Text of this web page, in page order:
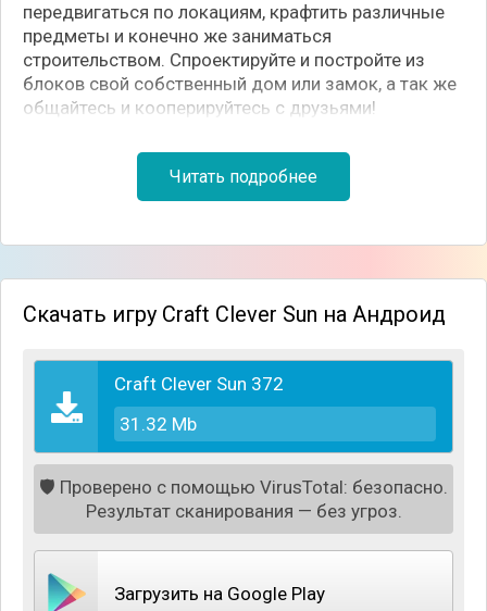
передвигаться по локациям, крафтить различные
предметы и конечно же заниматься
строительством. Спроектируйте и постройте из
блоков свой собственный дом или замок, а так же
общайтесь и кооперируйтесь с друзьями!
В начале игрового процесса вы сможете выбрать и
настроить своего собственного героя - мальчика
или девочку, с которым затем можно отправиться
покорять большой пиксельный мир полный
различных возможностей. Начните крафтить
предметы и занимайтесь постройкой различных
видов зданий - от простых домов до пирамид и
замков. Обустраивайте свои дома и украшайте их
мебелью и декором.
Читать подробнее
Скачать игру Craft Clever Sun на Андроид
Craft Clever Sun 372
31.32 Mb
🛡️ Проверено с помощью VirusTotal: безопасно.
Результат сканирования — без угроз.
Загрузить на Google Play